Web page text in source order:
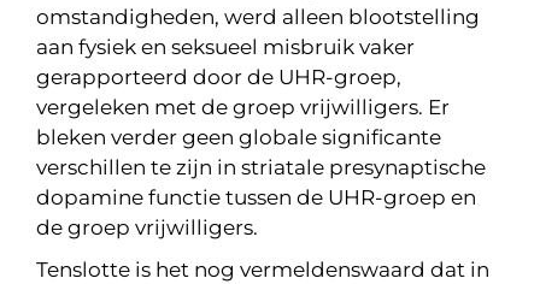
omstandigheden, werd alleen blootstelling
aan fysiek en seksueel misbruik vaker
gerapporteerd door de UHR-groep,
vergeleken met de groep vrijwilligers. Er
bleken verder geen globale significante
verschillen te zijn in striatale presynaptische
dopamine functie tussen de UHR-groep en
de groep vrijwilligers.
Tenslotte is het nog vermeldenswaard dat in